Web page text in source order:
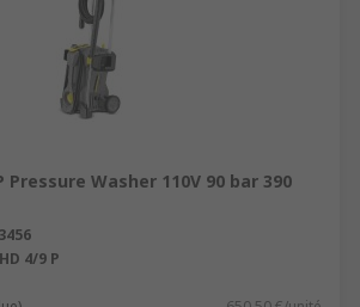
Pressure Washer 110V 90 bar 390
HD 4/9 P